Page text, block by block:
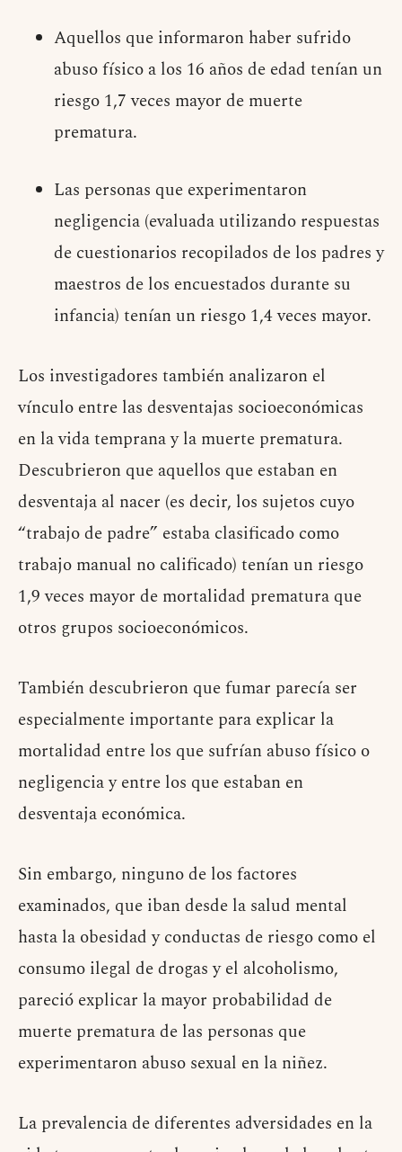
Aquellos que informaron haber sufrido
abuso físico a los 16 años de edad tenían un
riesgo 1,7 veces mayor de muerte
prematura.
Las personas que experimentaron
negligencia (evaluada utilizando respuestas
de cuestionarios recopilados de los padres y
maestros de los encuestados durante su
infancia) tenían un riesgo 1,4 veces mayor.
Los investigadores también analizaron el
vínculo entre las desventajas socioeconómicas
en la vida temprana y la muerte prematura.
Descubrieron que aquellos que estaban en
desventaja al nacer (es decir, los sujetos cuyo
“trabajo de padre” estaba clasificado como
trabajo manual no calificado) tenían un riesgo
1,9 veces mayor de mortalidad prematura que
otros grupos socioeconómicos.
También descubrieron que fumar parecía ser
especialmente importante para explicar la
mortalidad entre los que sufrían abuso físico o
negligencia y entre los que estaban en
desventaja económica.
Sin embargo, ninguno de los factores
examinados, que iban desde la salud mental
hasta la obesidad y conductas de riesgo como el
consumo ilegal de drogas y el alcoholismo,
pareció explicar la mayor probabilidad de
muerte prematura de las personas que
experimentaron abuso sexual en la niñez.
La prevalencia de diferentes adversidades en la